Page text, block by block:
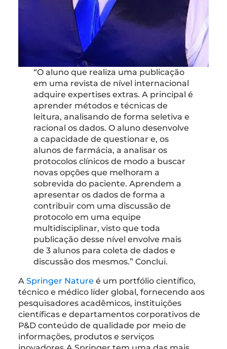
“O aluno que realiza uma publicação
em uma revista de nível internacional
adquire expertises extras. A principal é
aprender métodos e técnicas de
leitura, analisando de forma seletiva e
racional os dados. O aluno desenvolve
a capacidade de questionar e, os
alunos de farmácia, a analisar os
protocolos clínicos de modo a buscar
novas opções que melhoram a
sobrevida do paciente. Aprendem a
apresentar os dados de forma a
contribuir com uma discussão de
protocolo em uma equipe
multidisciplinar, visto que toda
publicação desse nível envolve mais
de 3 alunos para coleta de dados e
discussão dos mesmos.” Conclui.
A Springer Nature é um portfólio científico,
técnico e médico líder global, fornecendo aos
pesquisadores acadêmicos, instituições
científicas e departamentos corporativos de
P&D conteúdo de qualidade por meio de
informações, produtos e serviços